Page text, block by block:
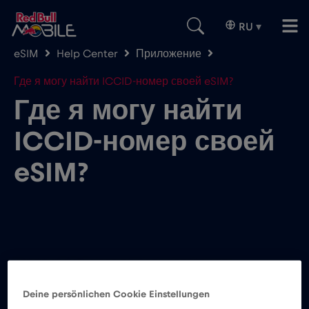
RU ▾
eSIM Help Center Приложение
Где я могу найти ICCID-номер своей eSIM?
Где я могу найти
ICCID-номер своей
eSIM?
Deine persönlichen Cookie Einstellungen